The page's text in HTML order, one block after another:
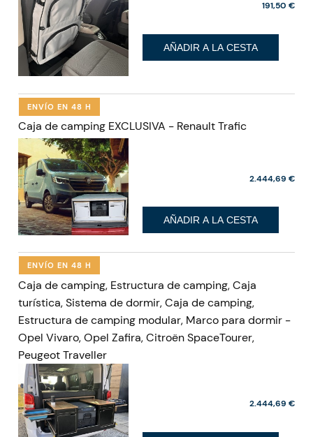
191,50 €
AÑADIR A LA CESTA
Caja de camping EXCLUSIVA - Renault Trafic
2.444,69 €
AÑADIR A LA CESTA
ENVÍO EN 48 H
Caja de camping, Estructura de camping, Caja
turística, Sistema de dormir, Caja de camping,
Estructura de camping modular, Marco para dormir -
Opel Vivaro, Opel Zafira, Citroën SpaceTourer,
Peugeot Traveller
2.444,69 €
ENVÍO EN 48 H